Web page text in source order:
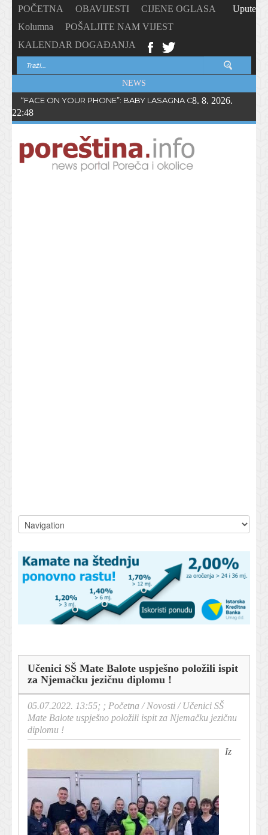
POČETNA OBAVIJESTI
CIJENE OGLASA
Kolumna
POŠALJITE NAM VIJEST
KALENDAR DOGAĐANJA
Upute
NEWS
“FACE ON YOUR PHONE”: BABY LASAGNA OBJAVIO NOVI
8. 8. 2026.
22:48
Učenici SŠ Mate Balote uspješno položili ispit
za Njemačku jezičnu diplomu !
05.07.2022. 13:55; ; Početna /Novosti /Učenici SŠ
Mate Balote uspješno položili ispit za Njemačku jezičnu
diplomu !
Iz